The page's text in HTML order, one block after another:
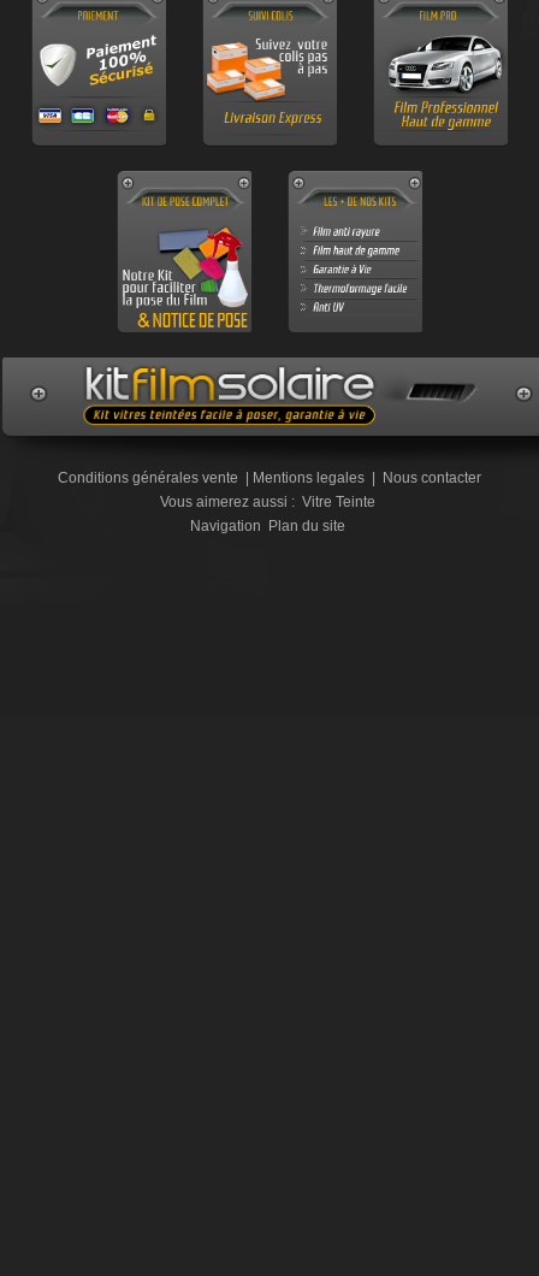
Conditions générales vente | Mentions legales | Nous contacter
Vous aimerez aussi : Vitre Teinte
Navigation Plan du site